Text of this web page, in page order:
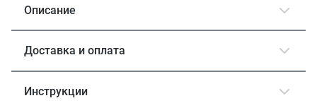
Описание
Доставка и оплата
Инструкции